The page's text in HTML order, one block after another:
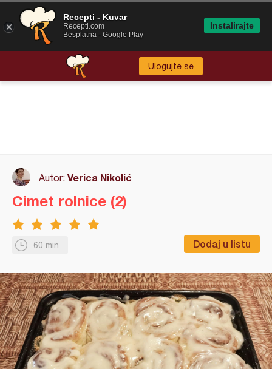
Ulogujte se
Autor: Verica Nikolić
60 min Dodaj u listu
Cimet rolnice (2)
Recepti - Kuvar
Recepti.com
Besplatna - Google Play
Instalirajte